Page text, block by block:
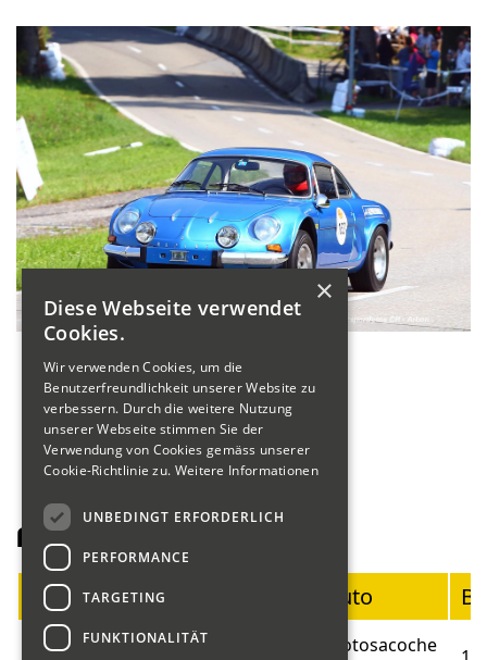
Fahrerliste Motorräder
Startnummer
Auto
Blumer
Motosacoche
×
Diese Webseite verwendet
Cookies.
Wir verwenden Cookies, um die
Benutzerfreundlichkeit unserer Website zu
verbessern. Durch die weitere Nutzung
unserer Webseite stimmen Sie der
Verwendung von Cookies gemäss unserer
Cookie-Richtlinie zu. Weitere Informationen
UNBEDINGT ERFORDERLICH
PERFORMANCE
TARGETING
FUNKTIONALITÄT